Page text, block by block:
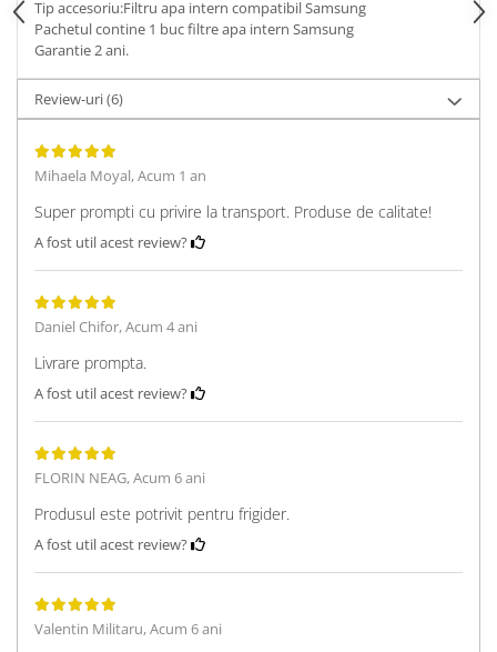
Tip accesoriu:Filtru apa intern compatibil Samsung
Pachetul contine 1 buc filtre apa intern Samsung
Garantie 2 ani.
Review-uri(6)
Mihaela Moyal,Acum 1 an
Super prompti cu privire la transport. Produse de calitate!
A fost util acest review?
Daniel Chifor,Acum 4 ani
Livrare prompta.
A fost util acest review?
FLORIN NEAG,Acum 6 ani
Produsul este potrivit pentru frigider.
A fost util acest review?
Valentin Militaru,Acum 6 ani